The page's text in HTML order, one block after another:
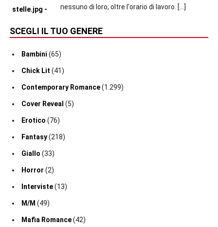
nessuno di loro, oltre l'orario di lavoro. […]
SCEGLI IL TUO GENERE
Bambini (65)
Chick Lit (41)
Contemporary Romance(1.299)
Cover Reveal (5)
Erotico (76)
Fantasy(218)
Giallo (33)
Horror (2)
Interviste(13)
M/M (49)
Mafia Romance(42)